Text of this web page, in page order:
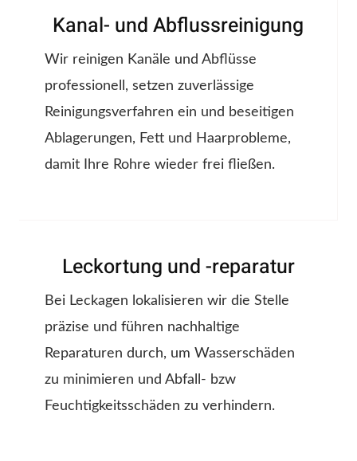
Kanal- und Abflussreinigung
Wir reinigen Kanäle und Abflüsse
professionell, setzen zuverlässige
Reinigungsverfahren ein und beseitigen
Ablagerungen, Fett und Haarprobleme,
damit Ihre Rohre wieder frei fließen.
Leckortung und -reparatur
Bei Leckagen lokalisieren wir die Stelle
präzise und führen nachhaltige
Reparaturen durch, um Wasserschäden
zu minimieren und Abfall- bzw
Feuchtigkeitsschäden zu verhindern.